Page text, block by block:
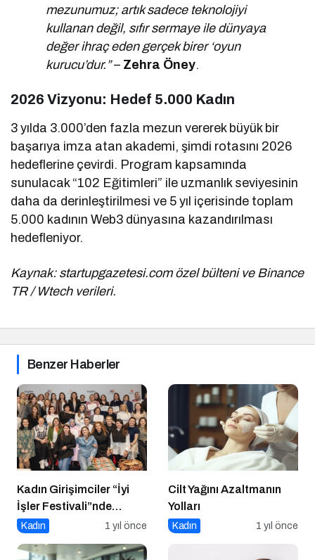
mezunumuz; artık sadece teknolojiyi
kullanan değil, sıfır sermaye ile dünyaya
değer ihraç eden gerçek birer ‘oyun
kurucu’dur.”– Zehra Öney.
2026 Vizyonu: Hedef 5.000 Kadın
3 yılda 3.000’den fazla mezun vererek büyük bir
başarıya imza atan akademi, şimdi rotasını 2026
hedeflerine çevirdi. Program kapsamında
sunulacak “102 Eğitimleri” ile uzmanlık seviyesinin
daha da derinleştirilmesi ve 5 yıl içerisinde toplam
5.000 kadının Web3 dünyasına kazandırılması
hedefleniyor.
Kaynak: startupgazetesi.com özel bülteni ve Binance
TR / Wtech verileri.
Benzer Haberler
Kadın Girişimciler “İyi
İşler Festivali”nde
Buluştu
Kadın 1 yıl önce
Cilt Yağını Azaltmanın
Yolları
Kadın 1 yıl önce